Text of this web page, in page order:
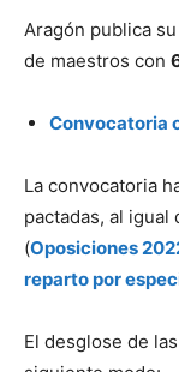
Aragón publica
de maestros con
Convocatoria
La convocatoria
pactadas, al
(Oposiciones
reparto por
El desglose de las